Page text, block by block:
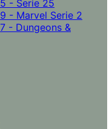
- Serie 25
- Marvel Serie 2
- Dungeons &